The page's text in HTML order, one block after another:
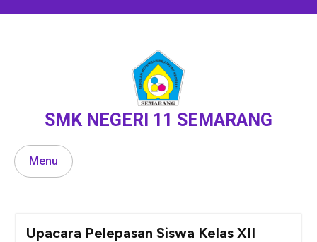
SMK NEGERI 11 SEMARANG
Menu
Upacara Pelepasan Siswa Kelas XII